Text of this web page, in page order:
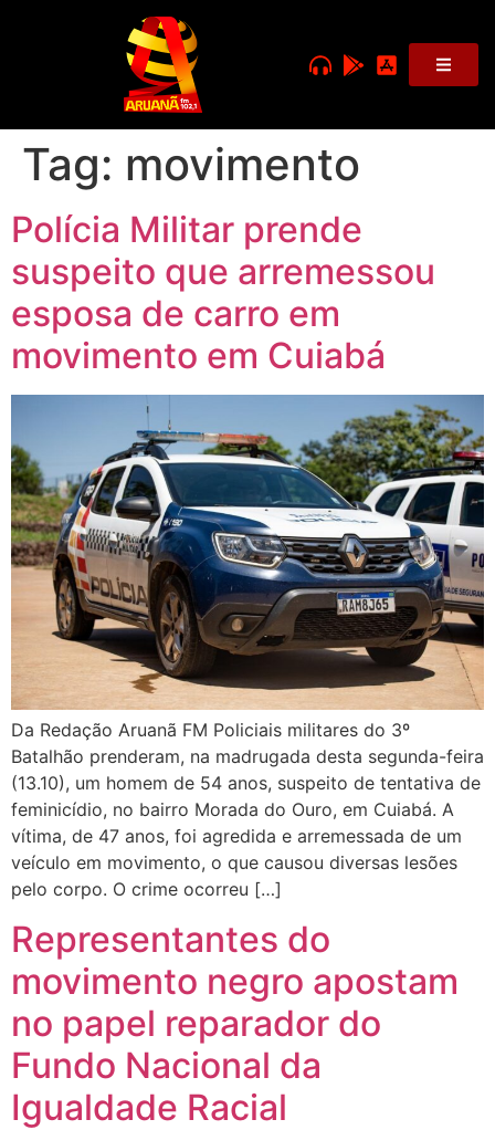
Tag: movimento
Polícia Militar prende
suspeito que arremessou
esposa de carro em
movimento em Cuiabá
Da Redação Aruanã FM Policiais militares do 3º
Batalhão prenderam, na madrugada desta segunda-feira
(13.10), um homem de 54 anos, suspeito de tentativa de
feminicídio, no bairro Morada do Ouro, em Cuiabá. A
vítima, de 47 anos, foi agredida e arremessada de um
veículo em movimento, o que causou diversas lesões
pelo corpo. O crime ocorreu […]
Representantes do
movimento negro apostam
no papel reparador do
Fundo Nacional da
Igualdade Racial